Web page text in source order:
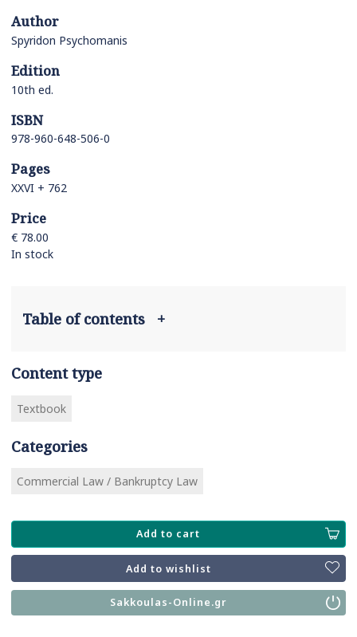
Author
Spyridon Psychomanis
Edition
10th ed.
ISBN
978-960-648-506-0
Pages
XXVI + 762
Price
€ 78.00
In stock
Table of contents +
Content type
Textbook
Categories
Commercial Law / Bankruptcy Law
Add to cart
Add to wishlist
Sakkoulas-Online.gr